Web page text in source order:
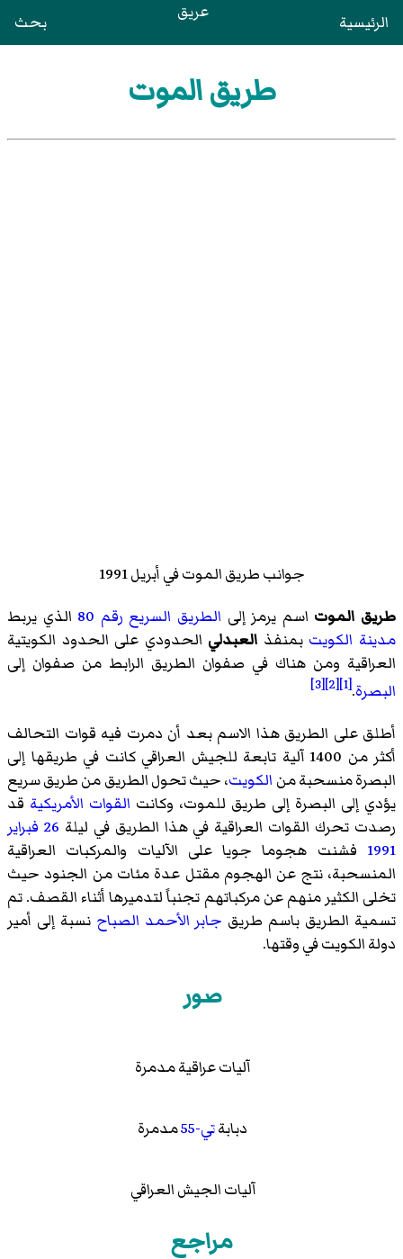
الرئيسية عريق بحث
طريق الموت
جوانب طريق الموت في أبريل 1991
طريق الموت اسم يرمز إلى الطريق السريع رقم 80
الذي يربط
مدينة الكويت بمنفذ العبدلي الحدودي على الحدود الكويتية
العراقية ومن هناك في صفوان الطريق الرابط من صفوان إلى
البصرة.
[1]
[2]
[3]
أطلق على الطريق هذا الاسم بعد أن دمرت فيه قوات التحالف
أكثر من 1400 آلية تابعة للجيش العراقي كانت في طريقها إلى
البصرة منسحبة من الكويت، حيث تحول الطريق من طريق سريع
يؤدي إلى البصرة إلى طريق للموت، وكانت القوات الأمريكية قد
رصدت تحرك القوات العراقية في هذا الطريق في ليلة 26 فبراير
1991 فشنت هجوما جويا على الآليات والمركبات العراقية
المنسحبة، نتج عن الهجوم مقتل عدة مئات من الجنود حيث
تخلى الكثير منهم عن مركباتهم تجنباً لتدميرها أثناء القصف. تم
تسمية الطريق باسم طريق جابر الأحمد الصباح نسبة إلى أمير
دولة الكويت في وقتها.
صور
آليات عراقية مدمرة
دبابةتي-55 مدمرة
آليات الجيش العراقي
مراجع